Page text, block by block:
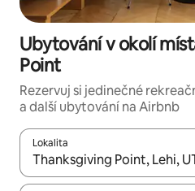
Ubytování v okolí
Point
Rezervuj si jedinečné
a další ubytování na Airbnb
Lokalita
Až budou výsledky k